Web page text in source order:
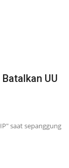
UU
saat sepanggung